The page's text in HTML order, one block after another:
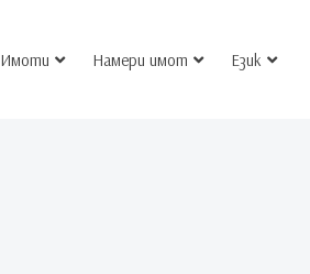
Имоти Намери имот Език